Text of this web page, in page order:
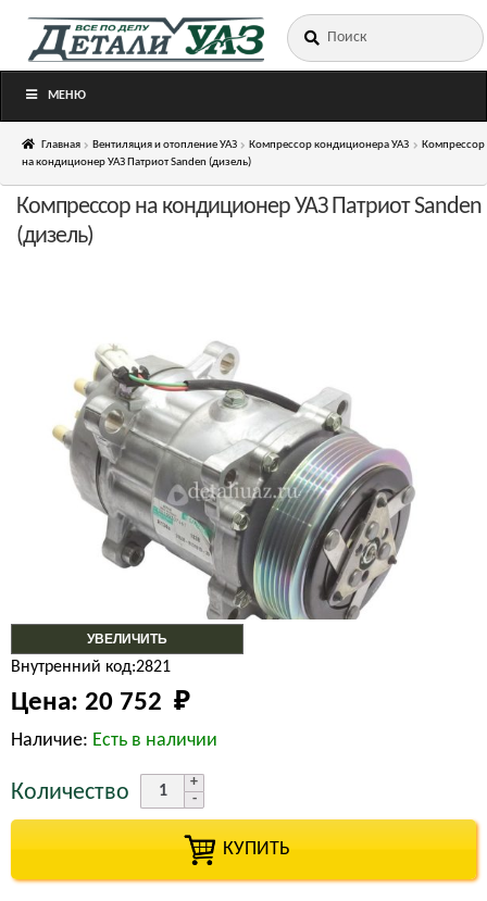
Перейти
Перейти
Искать:
МЕНЮ
Главная Вентиляция и отопление УАЗ Компрессор кондиционера УАЗ
Компрессор
на кондиционер УАЗ Патриот Sanden (дизель)
УВЕЛИЧИТЬ
Компрессор на кондиционер УАЗ Патриот Sanden
(дизель)
Внутренний код:2821
Цена: 20 752 ₽
Наличие: Есть в наличии
Количество
КУПИТЬ